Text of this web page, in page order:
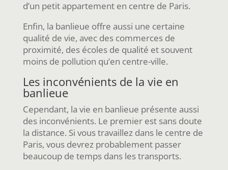
d’un petit appartement en centre de Paris.
Enfin, la banlieue offre aussi une certaine
qualité de vie, avec des commerces de
proximité, des écoles de qualité et souvent
moins de pollution qu’en centre-ville.
Les inconvénients de la vie en
banlieue
Cependant, la vie en banlieue présente aussi
des inconvénients. Le premier est sans doute
la distance. Si vous travaillez dans le centre de
Paris, vous devrez probablement passer
beaucoup de temps dans les transports.